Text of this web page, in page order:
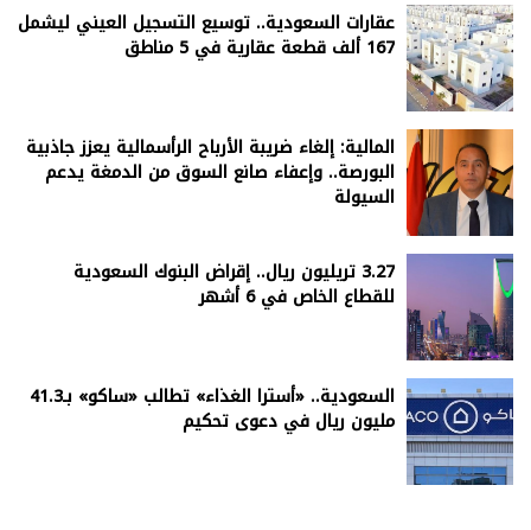
عقارات السعودية.. توسيع التسجيل العيني ليشمل
167 ألف قطعة عقارية في 5 مناطق
المالية: إلغاء ضريبة الأرباح الرأسمالية يعزز جاذبية
البورصة.. وإعفاء صانع السوق من الدمغة يدعم
السيولة
3.27 تريليون ريال.. إقراض البنوك السعودية
للقطاع الخاص في 6 أشهر
السعودية.. «أسترا الغذاء» تطالب «ساكو» بـ41.3
مليون ريال في دعوى تحكيم